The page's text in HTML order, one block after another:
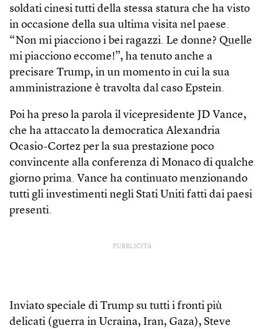
soldati cinesi tutti della stessa statura che ha visto
in occasione della sua ultima visita nel paese.
“Non mi piacciono i bei ragazzi. Le donne? Quelle
mi piacciono eccome!”, ha tenuto anche a
precisare Trump, in un momento in cui la sua
amministrazione è travolta dal caso Epstein.
Poi ha preso la parola il vicepresidente JD Vance,
che ha attaccato la democratica Alexandria
Ocasio-Cortez per la sua prestazione poco
convincente alla conferenza di Monaco di qualche
giorno prima. Vance ha continuato menzionando
tutti gli investimenti negli Stati Uniti fatti dai paesi
presenti.
PUBBLICITÀ
Inviato speciale di Trump su tutti i fronti più
delicati (guerra in Ucraina, Iran, Gaza), Steve